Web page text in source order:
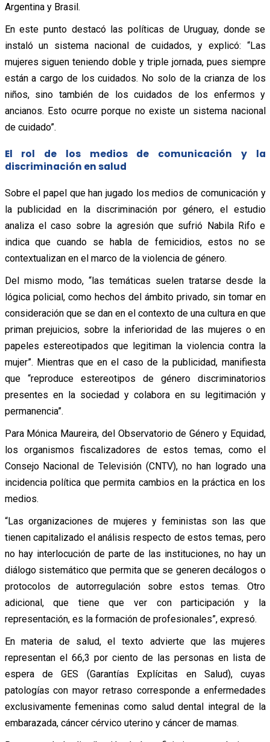
Argentina y Brasil.
En este punto destacó las políticas de Uruguay, donde se
instaló un sistema nacional de cuidados, y explicó: “Las
mujeres siguen teniendo doble y triple jornada, pues siempre
están a cargo de los cuidados. No solo de la crianza de los
niños, sino también de los cuidados de los enfermos y
ancianos. Esto ocurre porque no existe un sistema nacional
de cuidado”.
El rol de los medios de comunicación y la
discriminación en salud
Sobre el papel que han jugado los medios de comunicación y
la publicidad en la discriminación por género, el estudio
analiza el caso sobre la agresión que sufrió Nabila Rifo e
indica que cuando se habla de femicidios, estos no se
contextualizan en el marco de la violencia de género.
Del mismo modo, “las temáticas suelen tratarse desde la
lógica policial, como hechos del ámbito privado, sin tomar en
consideración que se dan en el contexto de una cultura en que
priman prejuicios, sobre la inferioridad de las mujeres o en
papeles estereotipados que legitiman la violencia contra la
mujer”. Mientras que en el caso de la publicidad, manifiesta
que “reproduce estereotipos de género discriminatorios
presentes en la sociedad y colabora en su legitimación y
permanencia”.
Para Mónica Maureira, del Observatorio de Género y Equidad,
los organismos fiscalizadores de estos temas, como el
Consejo Nacional de Televisión (CNTV), no han logrado una
incidencia política que permita cambios en la práctica en los
medios.
“Las organizaciones de mujeres y feministas son las que
tienen capitalizado el análisis respecto de estos temas, pero
no hay interlocución de parte de las instituciones, no hay un
diálogo sistemático que permita que se generen decálogos o
protocolos de autorregulación sobre estos temas. Otro
adicional, que tiene que ver con participación y la
representación, es la formación de profesionales”, expresó.
En materia de salud, el texto advierte que las mujeres
representan el 66,3 por ciento de las personas en lista de
espera de GES (Garantías Explícitas en Salud), cuyas
patologías con mayor retraso corresponde a enfermedades
exclusivamente femeninas como salud dental integral de la
embarazada, cáncer cérvico uterino y cáncer de mamas.